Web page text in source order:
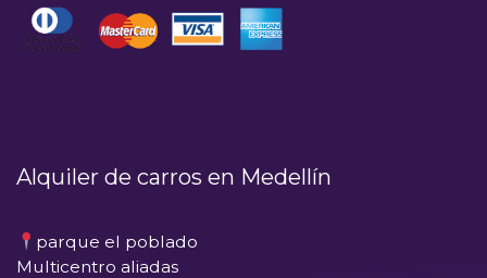
Alquiler de carros en Medellín
parque el poblado
Multicentro aliadas